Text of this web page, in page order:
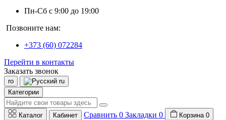
Пн-Сб с 9:00 до 19:00
Позвоните нам:
+373 (60) 072284
Перейти в контакты
Заказать звонок
ro
ru
Категории
Каталог Кабинет Сравнить 0 Закладки 0 Корзина 0